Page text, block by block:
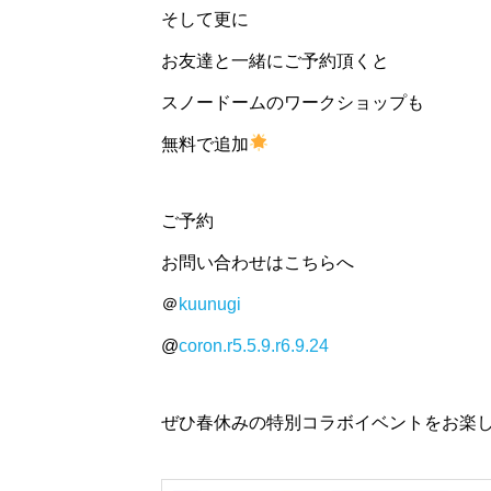
そして更に
お友達と一緒にご予約頂くと
スノードームのワークショップも
無料で追加
ご予約
お問い合わせはこちらへ
＠ kuunugi
@coron.r5.5.9.r6.9.24
ぜひ春休みの特別コラボイベントをお楽